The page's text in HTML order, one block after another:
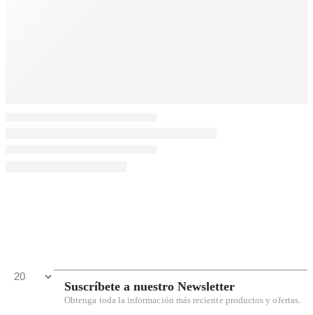
Suscríbete a nuestro Newsletter
Obtenga toda la información más reciente productos y ofertas.